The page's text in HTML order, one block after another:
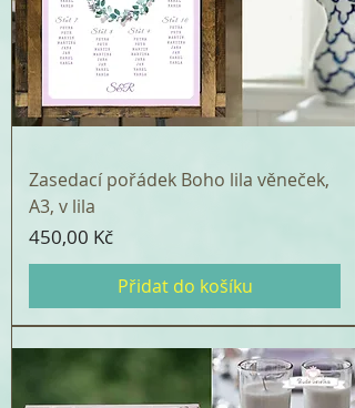
Zasedací pořádek Boho lila věneček,
A3, v lila
Cena
450,00 Kč
Přidat do košíku